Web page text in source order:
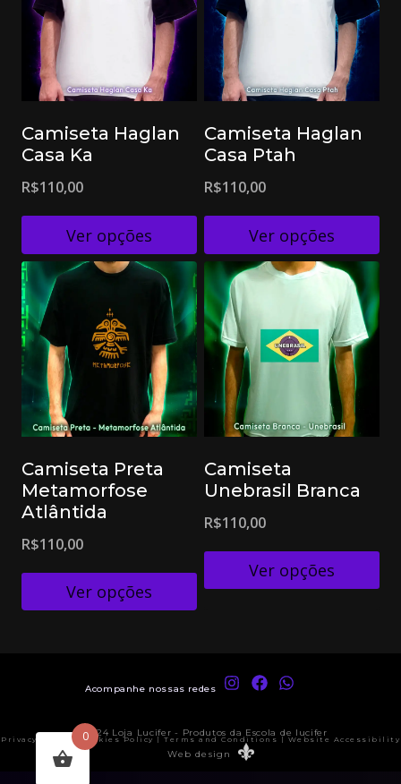
Camiseta Haglan
Casa Ka
R$110,00
Ver opções
Camiseta Haglan
Casa Ptah
R$110,00
Ver opções
Camiseta Preta
Metamorfose
Atlântida
R$110,00
Ver opções
Camiseta
Unebrasil Branca
R$110,00
Ver opções
Acompanhe nossas redes
© 2024 Loja Lucifer - Produtos da Escola de lucifer
Privacy Policy | Cookies Policy | Terms and Conditions | Website Accessibility
Web design
0